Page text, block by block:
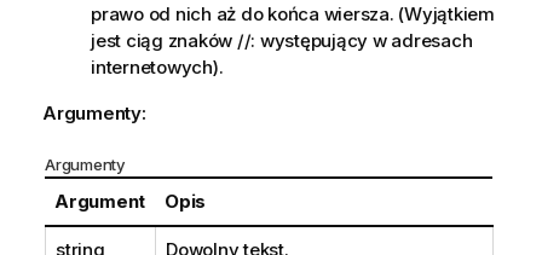
prawo od nich aż do końca wiersza. (Wyjątkiem
jest ciąg znaków //: występujący w adresach
internetowych).
Argumenty:
Argumenty
Argument Opis
string Dowolny tekst.